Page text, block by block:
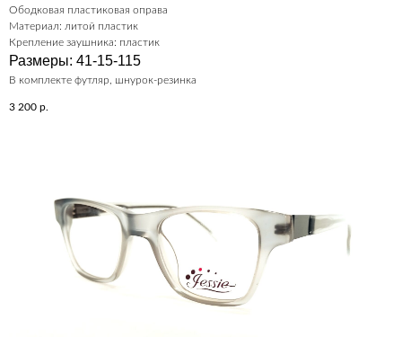
Ободковая пластиковая оправа
Материал: литой пластик
Крепление заушника: пластик
Размеры: 41-15-115
В комплекте футляр, шнурок-резинка
3 200 р.